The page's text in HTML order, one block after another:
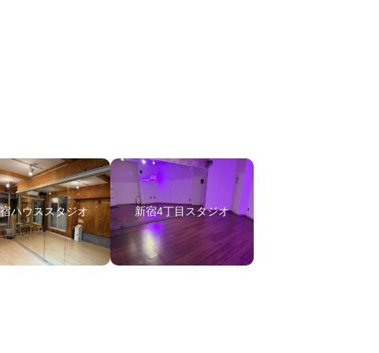
ハウススタジオ 新宿4丁目スタジオ